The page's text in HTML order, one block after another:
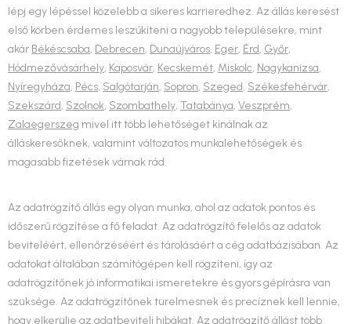
lépj egy lépéssel közelebb a sikeres karrieredhez. Az állás keresést
első körben érdemes leszűkíteni a nagyobb településekre, mint
akár Békéscsaba, Debrecen, Dunaújváros, Eger, Érd, Győr,
Hódmezővásárhely, Kaposvár, Kecskemét, Miskolc, Nagykanizsa,
Nyíregyháza, Pécs, Salgótarján, Sopron, Szeged, Székesfehérvár,
Szekszárd, Szolnok, Szombathely, Tatabánya, Veszprém,
Zalaegerszeg mivel itt több lehetőséget kínálnak az
álláskeresőknek, valamint változatos munkalehetőségek és
magasabb fizetések várnak rád.
Az adatrögzítő állás egy olyan munka, ahol az adatok pontos és
időszerű rögzítése a fő feladat. Az adatrögzítő felelős az adatok
beviteléért, ellenőrzéséért és tárolásáért a cég adatbázisában. Az
adatokat általában számítógépen kell rögzíteni, így az
adatrögzítőnek jó informatikai ismeretekre és gyors gépírásra van
szüksége. Az adatrögzítőnek türelmesnek és precíznek kell lennie,
hogy elkerülje az adatbeviteli hibákat. Az adatrögzítő állást több